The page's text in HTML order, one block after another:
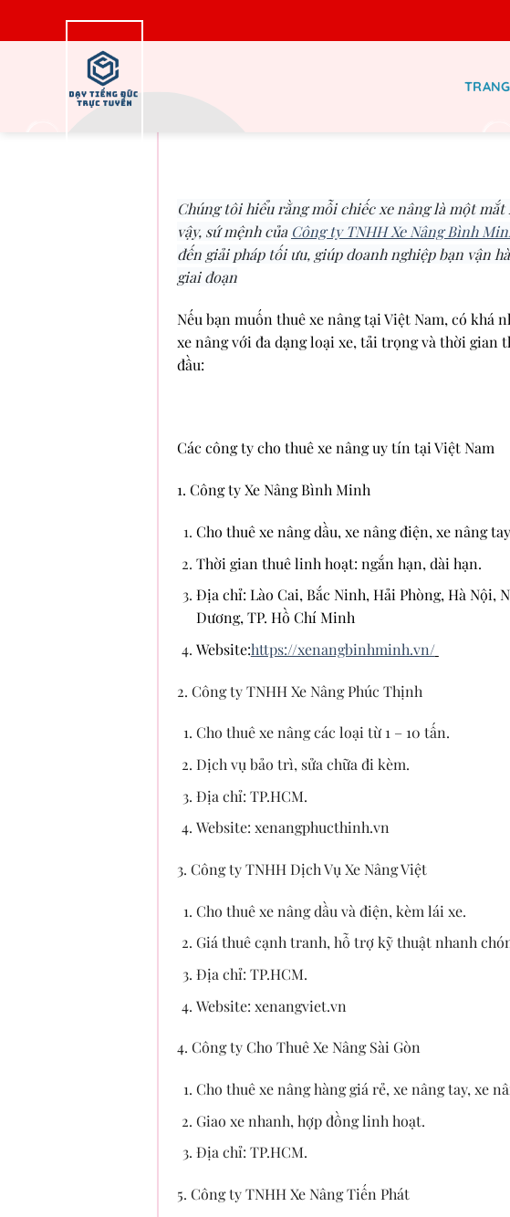
Chúng tôi hiểu rằng mỗi chiếc xe nâng là một
vậy, sứ mệnh của Công ty TNHH Xe Nâng Bình
đến giải pháp tối ưu, giúp doanh nghiệp bạn vận
giai đoạn
Nếu bạn muốn thuê xe nâng tại Việt Nam, có khá
xe nâng với đa dạng loại xe, tải trọng và thời gian
đầu:
Các công ty cho thuê xe nâng uy tín tại Việt Nam
1. Công ty Xe Nâng Bình Minh
Cho thuê xe nâng dầu, xe nâng điện, xe nâng
Thời gian thuê linh hoạt: ngắn hạn, dài hạn.
Địa chỉ: Lào Cai, Bắc Ninh, Hải Phòng, Hà Nội,
Dương, TP. Hồ Chí Minh
Website:https://xenangbinhminh.vn/
2. Công ty TNHH Xe Nâng Phúc Thịnh
Cho thuê xe nâng các loại từ 1 – 10 tấn.
Dịch vụ bảo trì, sửa chữa đi kèm.
Địa chỉ: TP.HCM.
Website: xenangphucthinh.vn
3. Công ty TNHH Dịch Vụ Xe Nâng Việt
Cho thuê xe nâng dầu và điện, kèm lái xe.
Giá thuê cạnh tranh, hỗ trợ kỹ thuật nhanh
Địa chỉ: TP.HCM.
Website: xenangviet.vn
4. Công ty Cho Thuê Xe Nâng Sài Gòn
Cho thuê xe nâng hàng giá rẻ, xe nâng tay, xe
Giao xe nhanh, hợp đồng linh hoạt.
Địa chỉ: TP.HCM.
5. Công ty TNHH Xe Nâng Tiến Phát